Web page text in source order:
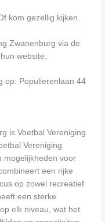
kom gezellig kijken.
Zwanenburg via de
hun website:
op: Populierenlaan 44
is Voetbal Vereniging
Vereniging
mogelijkheden voor
een rijke
op zowel recreatief
een sterke
elk niveau, wat het